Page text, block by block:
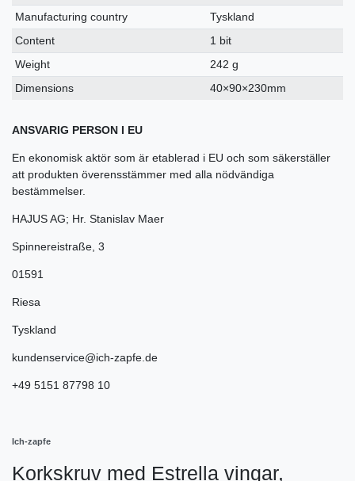
Manufacturing country
Tyskland
Content
1 bit
Weight
242 g
Dimensions
40×90×230mm
ANSVARIG PERSON I EU
En ekonomisk aktör som är etablerad i EU och som säkerställer
att produkten överensstämmer med alla nödvändiga
bestämmelser.
HAJUS AG; Hr. Stanislav Maer
Spinnereistraße 3
01591
Riesa
Tyskland
kundenservice@ich-zapfe.de
+49 5151 87798 10
Ich-zapfe
Korkskruv med Estrella vingar,